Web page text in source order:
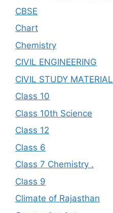
CBSE
Chart
Chemistry
CIVIL ENGINEERING
CIVIL STUDY MATERIAL
Class 10
Class 10th Science
Class 12
Class 6
Class 7 Chemistry .
Class 9
Climate of Rajasthan